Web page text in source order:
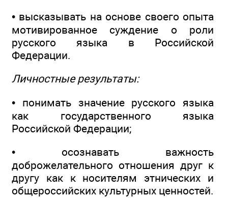
• высказывать на основе своего опыта
мотивированное суждение о роли
русского языка в Российской
Федерации.
Личностные результаты:
• понимать значение русского языка
как государственного языка
Российской Федерации;
• осознавать важность
доброжелательного отношения друг к
другу как к носителям этнических и
общероссийских культурных ценностей.